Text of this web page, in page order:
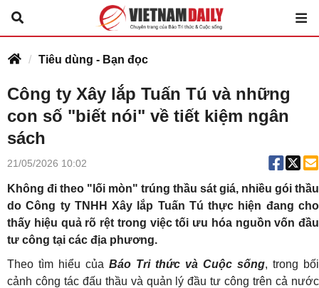
Tiêu dùng - Bạn đọc
Công ty Xây lắp Tuấn Tú và những
con số "biết nói" về tiết kiệm ngân
sách
21/05/2026 10:02
Không đi theo "lối mòn" trúng thầu sát giá, nhiều gói thầu
do Công ty TNHH Xây lắp Tuấn Tú thực hiện đang cho
thấy hiệu quả rõ rệt trong việc tối ưu hóa nguồn vốn đầu
tư công tại các địa phương.
Theo tìm hiểu của Báo Tri thức và Cuộc sống, trong bối
cảnh công tác đấu thầu và quản lý đầu tư công trên cả nước